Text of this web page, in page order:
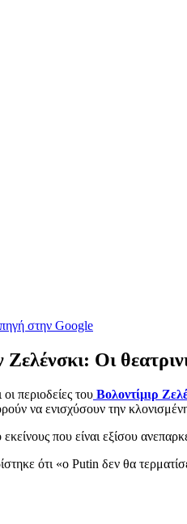
στην Google
Οι
περιοδείες του Βολοντίμιρ
να ενισχύσουν την
που είναι εξίσου
ότι «ο Putin δεν θα